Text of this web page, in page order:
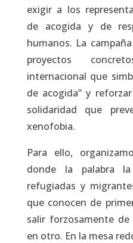
exigir a los
de acogida y de
humanos. La
proyectos
internacional que
de acogida” y
solidaridad que
xenofobia.
Para ello,
donde la palabra
refugiadas y
que conocen de
salir forzosamente
en otro. En la mesa